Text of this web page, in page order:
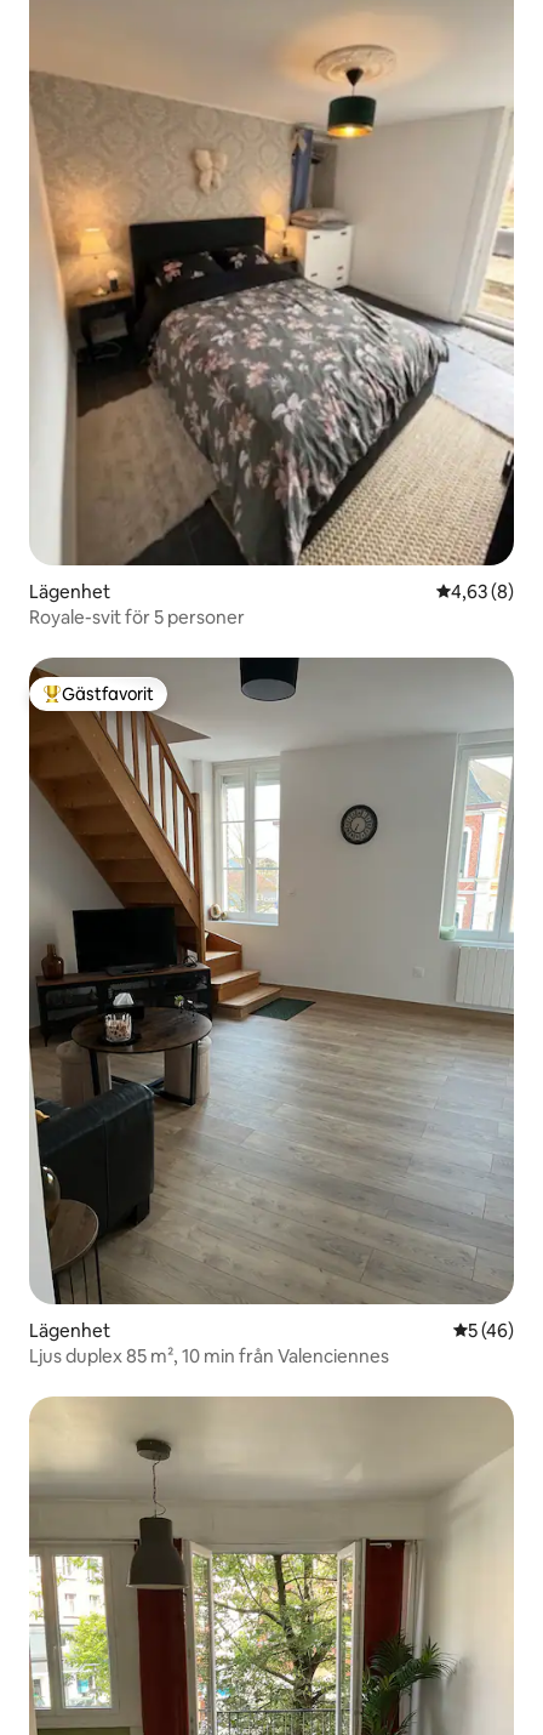
Lägenhet 4,63 av 5 i
4,63 (8)
Royale-svit för 5 personer
Populär gästfavorit
Gästfavorit
Lägenhet 5 av 5 i
5 (46)
Ljus duplex 85 m², 10 min från Valenciennes